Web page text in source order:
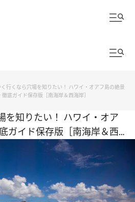
く行くなら穴場を知りたい！ ハワイ・オアフ島の絶景
徹底ガイド保存版［南海岸＆西海岸］
い！ ハワイ・オア